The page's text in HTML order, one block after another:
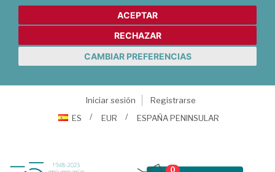
ACEPTAR
RECHAZAR
CAMBIAR PREFERENCIAS
Iniciar sesión
Registrarse
ES
EUR ESPAÑA PENINSULAR
0